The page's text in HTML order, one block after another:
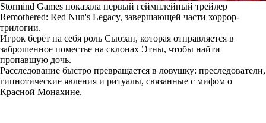
Stormind Games показала первый геймплейный трейлер
Remothered: Red Nun's Legacy, завершающей части хоррор-
трилогии.
Игрок берёт на себя роль Сьюзан, которая отправляется в
заброшенное поместье на склонах Этны, чтобы найти
пропавшую дочь.
Расследование быстро превращается в ловушку: преследователи,
гипнотические явления и ритуалы, связанные с мифом о
Красной Монахине.